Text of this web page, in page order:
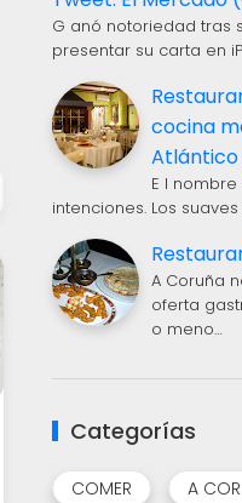
XUL 26, 2025
G anó notoriedad tras
presentar su carta en
cocina
Atlántico
E l
intenciones. Los
A Coruña
oferta
o meno…
Categorías
COMER A